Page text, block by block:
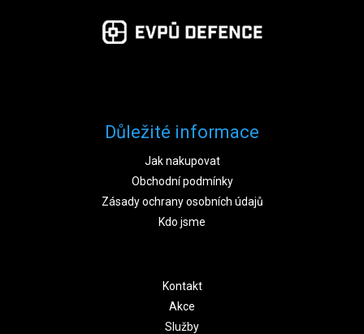
Důležité informace
Jak nakupovat
Obchodní podmínky
Zásady ochrany osobních údajů
Kdo jsme
Kontakt
Akce
Služby